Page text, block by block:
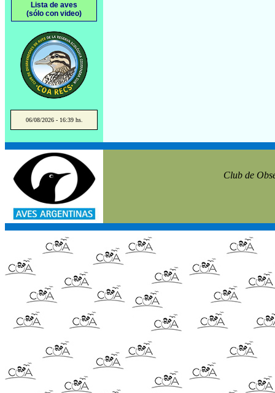
Lista de aves
(sólo con video)
06/08/2026 - 16:39 hs.
Club de